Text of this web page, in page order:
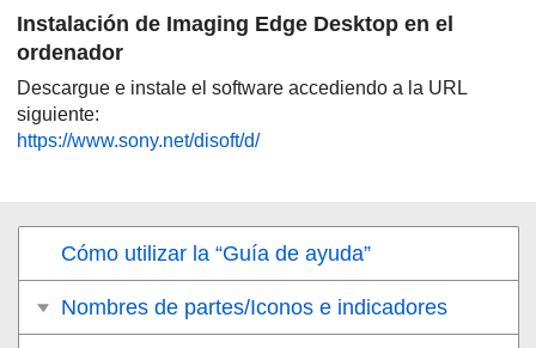
Instalación de Imaging Edge Desktop en el
ordenador
Descargue e instale el software accediendo a la URL
siguiente:
https://www.sony.net/disoft/d/
Cómo utilizar la “Guía de ayuda”
Nombres de partes/Iconos e indicadores